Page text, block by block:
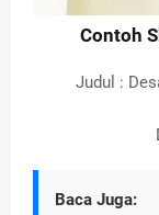
Contoh
Judul :
Baca Juga: